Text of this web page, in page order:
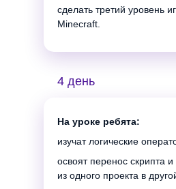
На уроке ребята:
сделать третий уровень
Minecraft.
4 день
изучат логические
освоят перенос скрипта и
из одного проекта в